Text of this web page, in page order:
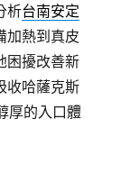
析台南安定
加熱到真皮
困擾改善新
收哈薩克斯
厚的入口體